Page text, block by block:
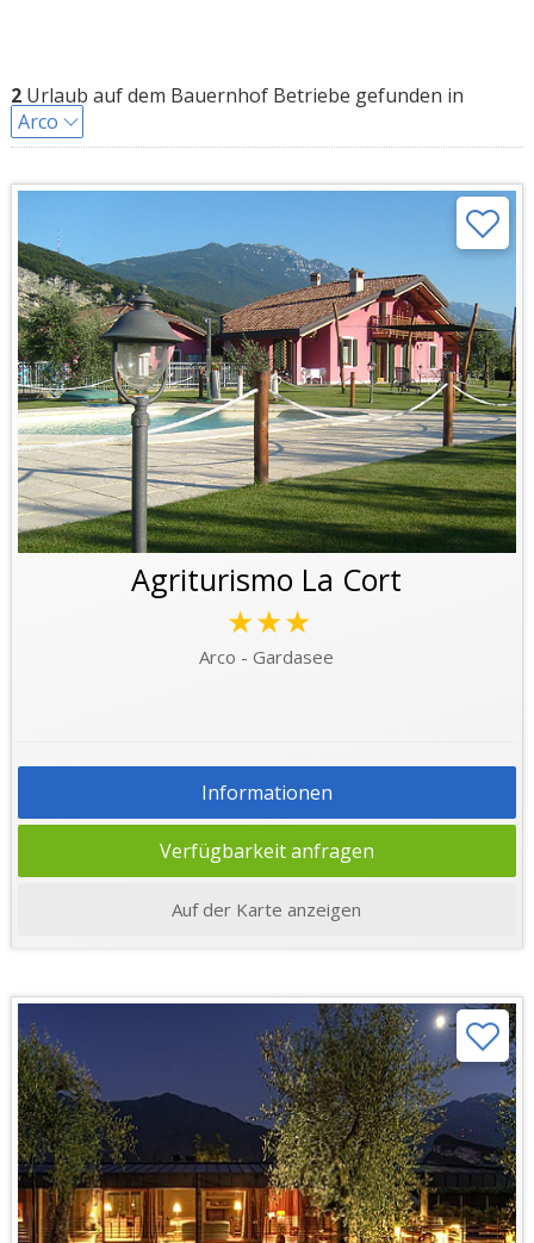
2Urlaub auf dem Bauernhof Betriebe gefunden in
Arco
Agriturismo La Cort
★★★
Arco - Gardasee
Informationen
Verfügbarkeit anfragen
Auf der Karte anzeigen